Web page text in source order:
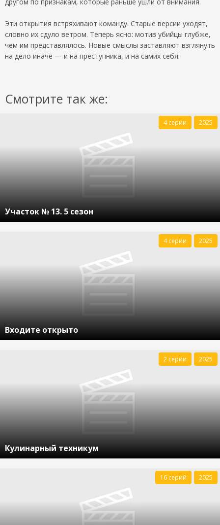
Эти открытия встряхивают команду. Старые версии уходят,
словно их сдуло ветром. Теперь ясно: мотив убийцы глубже,
чем им представлялось. Новые смыслы заставляют взглянуть
на дело иначе — и на преступника, и на самих себя.
Смотрите так же:
Участок № 13. 5 сезон
4 серии 2025
Входите открыто
4 серии 2025
Кулинарный техникум
2 серии 2025
16 серий 2025